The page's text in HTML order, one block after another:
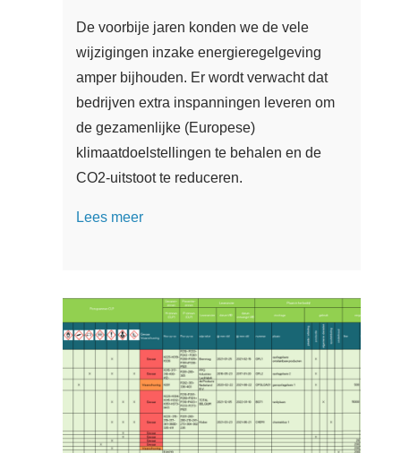
De voorbije jaren konden we de vele
wijzigingen inzake energieregelgeving
amper bijhouden. Er wordt verwacht dat
bedrijven extra inspanningen leveren om
de gezamenlijke (Europese)
klimaatdoelstellingen te behalen en de
CO2-uitstoot te reduceren.
Lees meer